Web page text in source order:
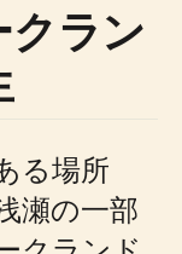
ラン
る場所
瀬の一部